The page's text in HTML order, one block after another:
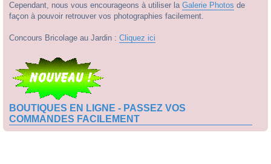
Cependant, nous vous encourageons à utiliser la Galerie Photos de
façon à pouvoir retrouver vos photographies facilement.
Concours Bricolage au Jardin : Cliquez ici
BOUTIQUES EN LIGNE - PASSEZ VOS
COMMANDES FACILEMENT